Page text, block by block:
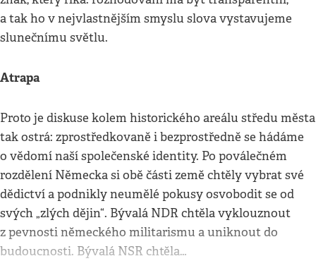
a tak ho v nejvlastnějším smyslu slova vystavujeme
slunečnímu světlu.
Atrapa
Proto je diskuse kolem historického areálu středu města
tak ostrá: zprostředkovaně i bezprostředně se hádáme
o vědomí naší společenské identity. Po poválečném
rozdělení Německa si obě části země chtěly vybrat své
dědictví a podnikly neumělé pokusy osvobodit se od
svých „zlých dějin“. Bývalá NDR chtěla vyklouznout
z pevnosti německého militarismu a uniknout do
budoucnosti. Bývalá NSR chtěla…